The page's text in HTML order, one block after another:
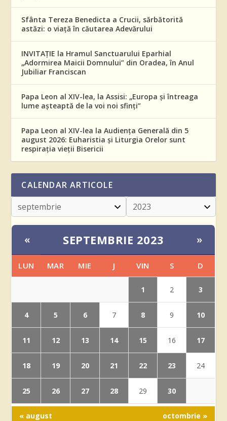
Sfânta Tereza Benedicta a Crucii, sărbătorită
astăzi: o viață în căutarea Adevărului
INVITAȚIE la Hramul Sanctuarului Eparhial
„Adormirea Maicii Domnului” din Oradea, în Anul
Jubiliar Franciscan
Papa Leon al XIV-lea, la Assisi: „Europa și întreaga
lume așteaptă de la voi noi sfinți”
Papa Leon al XIV-lea la Audiența Generală din 5
august 2026: Euharistia și Liturgia Orelor sunt
respirația vieții Bisericii
CALENDAR ARTICOLE
« SEPTEMBRIE 2023 »
LUN MAR MIE J VIN S D
1 2 3
4 5 6 7 8 9 10
11 12 13 14 15 16 17
18 19 20 21 22 23 24
25 26 27 28 29 30
« august octombrie »